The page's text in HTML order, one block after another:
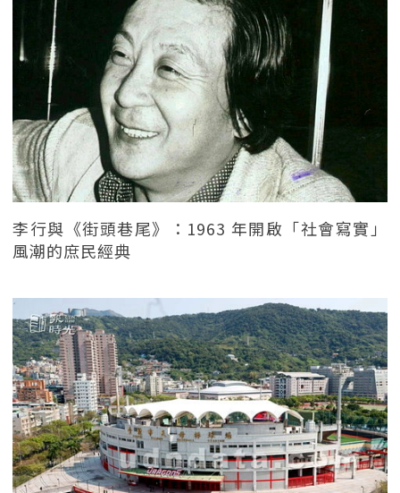
李行與《街頭巷尾》：1963 年開啟「社會寫實」
風潮的庶民經典